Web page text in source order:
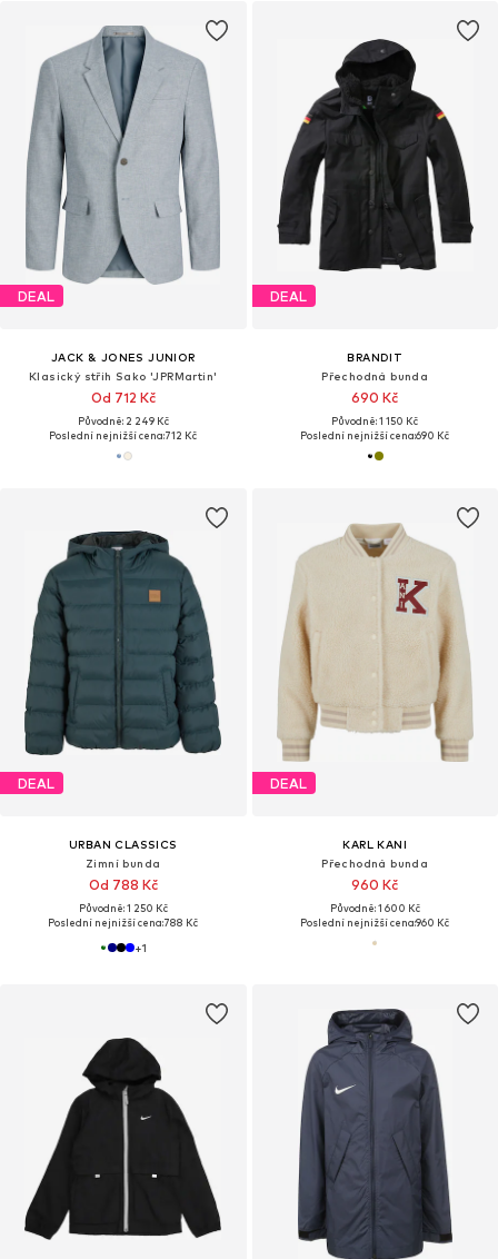
DEAL
JACK & JONES JUNIOR
Klasický střih Sako 'JPRMartin'
Od 712 Kč
Původně: 2 249 Kč
Poslední nejnižší cena:712 Kč
DEAL
BRANDIT
Přechodná bunda
690 Kč
Původně: 1 150 Kč
Poslední nejnižší cena:690 Kč
DEAL
URBAN CLASSICS
Zimní bunda
Od 788 Kč
Původně: 1 250 Kč
Poslední nejnižší cena:788 Kč
+1
DEAL
KARL KANI
Přechodná bunda
960 Kč
Původně: 1 600 Kč
Poslední nejnižší cena:960 Kč